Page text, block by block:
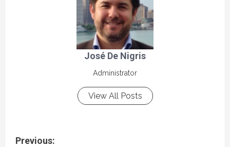
José De Nigris
Administrator
View All Posts
Previous: